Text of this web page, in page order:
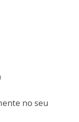
no seu